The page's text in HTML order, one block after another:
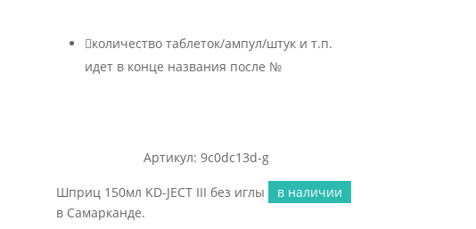
количество таблеток/ампул/штук и т.п.
идет в конце названия после №
Артикул: 9c0dc13d-g
Шприц 150мл KD-JECT III без иглы
в наличии
в Самарканде.